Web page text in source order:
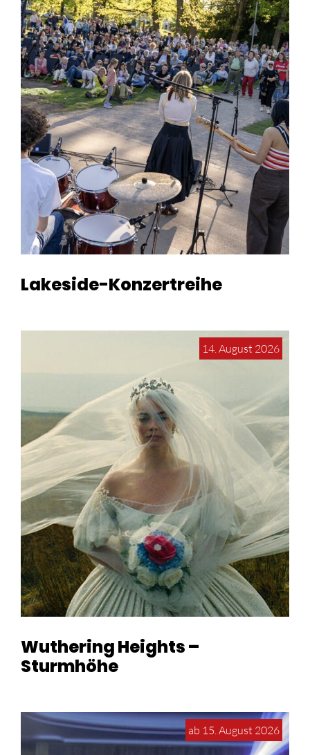
Lakeside-Konzertreihe
14. August 2026
Wuthering Heights –
Sturmhöhe
ab 15. August 2026